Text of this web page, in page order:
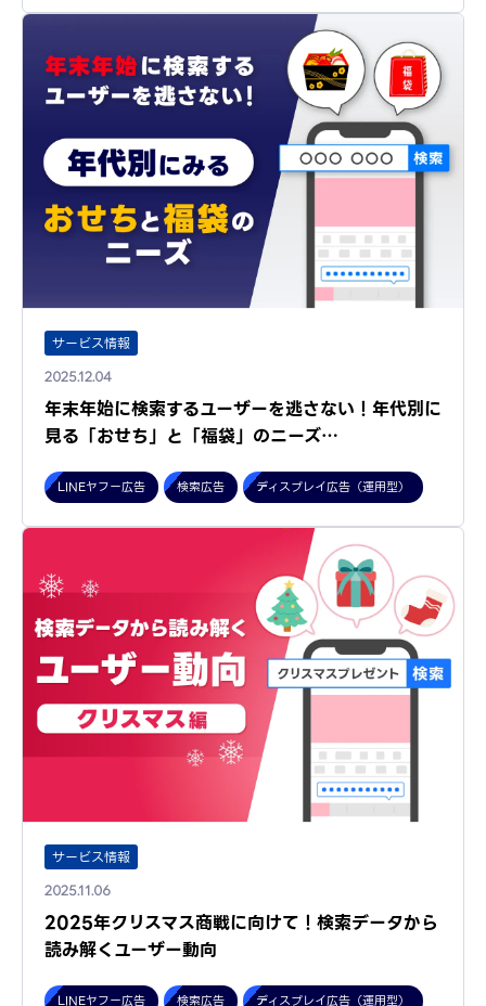
サービス情報
2025.12.04
年末年始に検索するユーザーを逃さない！年代別に
見る「おせち」と「福袋」のニーズ…
LINEヤフー広告 検索広告 ディスプレイ広告（運用型）
サービス情報
2025.11.06
2025年クリスマス商戦に向けて！検索データから
読み解くユーザー動向
LINEヤフー広告 検索広告 ディスプレイ広告（運用型）